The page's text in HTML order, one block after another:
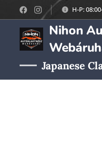
H-P:
Nihon
Japanese